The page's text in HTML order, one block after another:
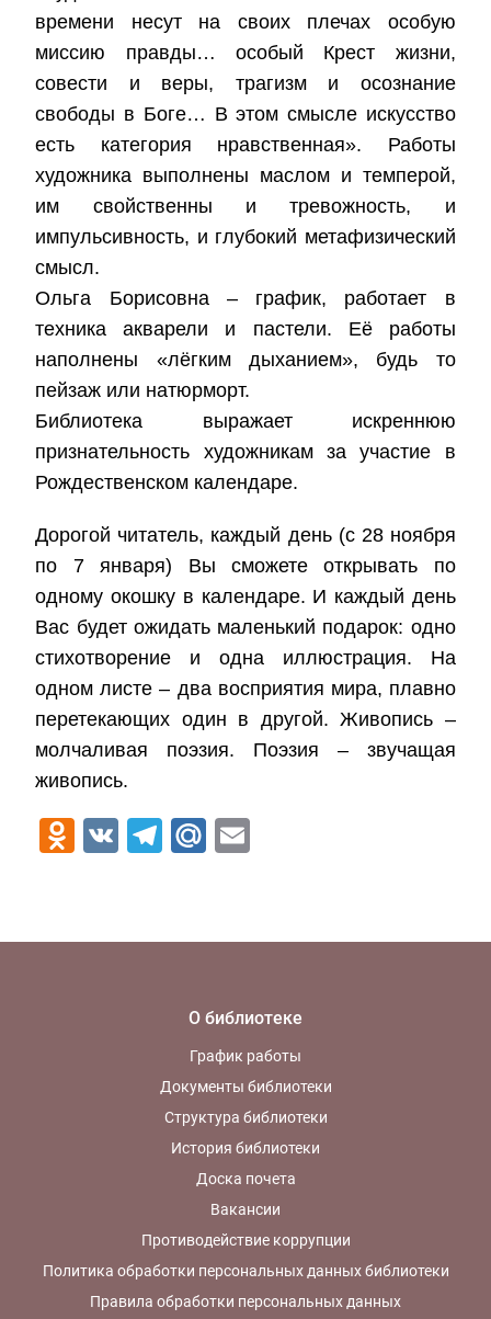
времени несут на своих плечах особую
миссию правды… особый Крест жизни,
совести и веры, трагизм и осознание
свободы в Боге… В этом смысле искусство
есть категория нравственная». Работы
художника выполнены маслом и темперой,
им свойственны и тревожность, и
импульсивность, и глубокий метафизический
смысл.
Ольга Борисовна – график, работает в
техника акварели и пастели. Её работы
наполнены «лёгким дыханием», будь то
пейзаж или натюрморт.
Библиотека выражает искреннюю
признательность художникам за участие в
Рождественском календаре.
Дорогой читатель, каждый день (с 28 ноября
по 7 января) Вы сможете открывать по
одному окошку в календаре. И каждый день
Вас будет ожидать маленький подарок: одно
стихотворение и одна иллюстрация. На
одном листе – два восприятия мира, плавно
перетекающих один в другой. Живопись –
молчаливая поэзия. Поэзия – звучащая
живопись.
Odnoklassniki
VK Telegram
Mail.Ru
О библиотеке
График работы
Документы библиотеки
Структура библиотеки
История библиотеки
Доска почета
Вакансии
Противодействие коррупции
Политика обработки персональных данных библиотеки
Правила обработки персональных данных